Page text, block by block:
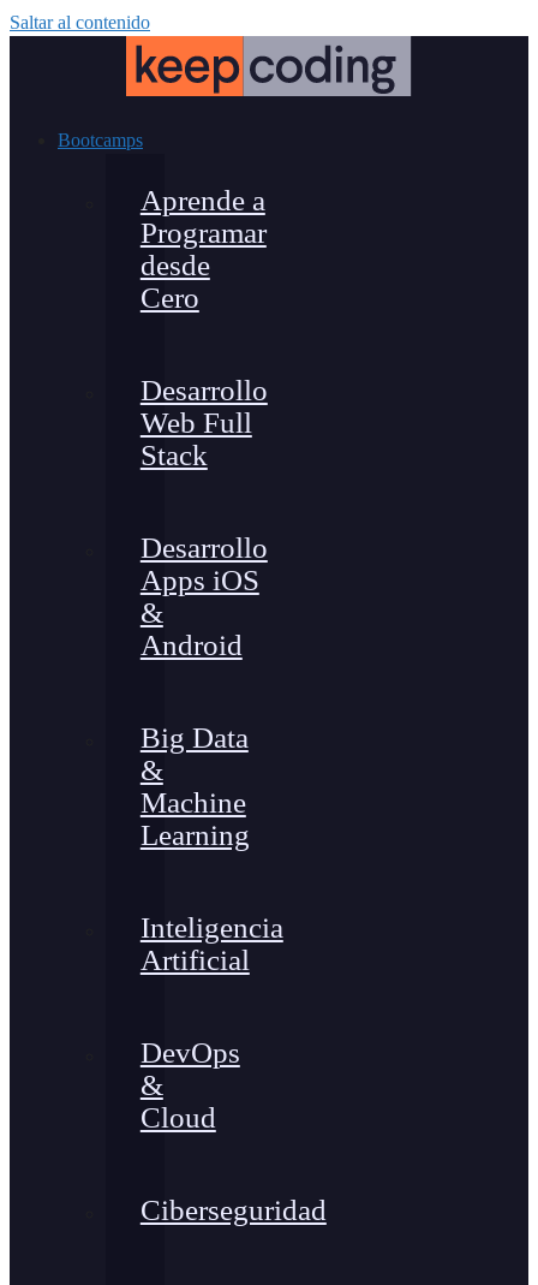
Saltar al contenido
Bootcamps
Aprende a
Programar
desde
Cero
Desarrollo
Web Full
Stack
Desarrollo
Apps iOS
&
Android
Big Data
&
Machine
Learning
Inteligencia
Artificial
DevOps
&
Cloud
Ciberseguridad